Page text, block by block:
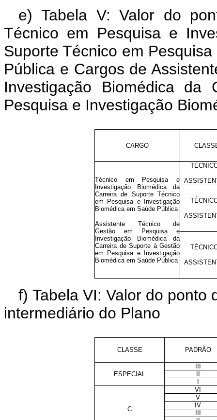
e) Tabela V: Valor do
Técnico em Pesquisa e
Suporte Técnico em
Pública e Cargos de
Investigação Biomédica
Pesquisa e Investigação
CARGO
Técnico em Pesquisa e
Investigação Biomédica da
Carreira de Suporte Técnico
em Pesquisa e Investigação
Biomédica em Saúde Pública
Assistente Técnico de
Gestão em Pesquisa e
Investigação Biomédica da
Carreira de Suporte à Gestão
em Pesquisa e Investigação
Biomédica em Saúde Pública
f) Tabela VI: Valor do ponto
intermediário do Plano
CLASSE PADRÃO
ESPECIAL
C
VI
V
IV